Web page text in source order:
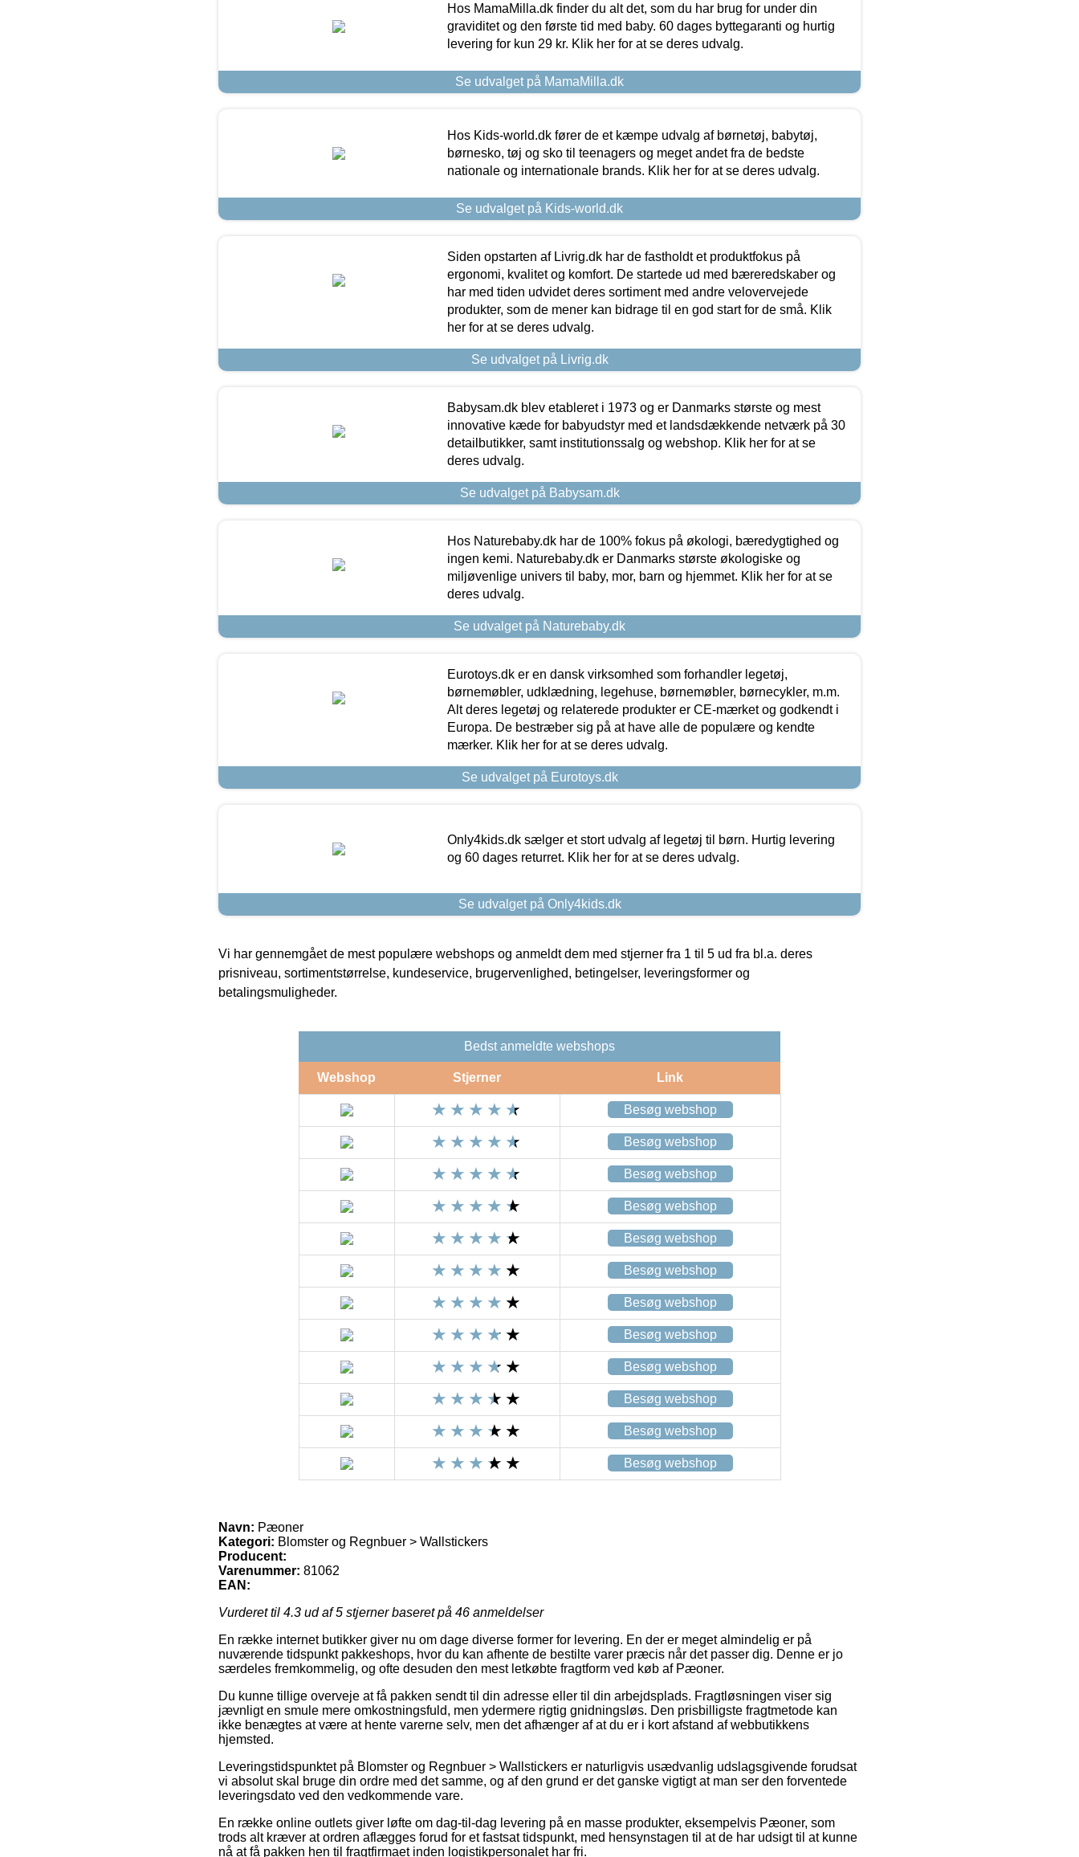
Hos MamaMilla.dk finder du alt det, som du har brug for under din
graviditet og den første tid med baby. 60 dages byttegaranti og hurtig
levering for kun 29 kr. Klik her for at se deres udvalg.
Se udvalget på MamaMilla.dk
Hos Kids-world.dk fører de et kæmpe udvalg af børnetøj, babytøj,
børnesko, tøj og sko til teenagers og meget andet fra de bedste
nationale og internationale brands. Klik her for at se deres udvalg.
Se udvalget på Kids-world.dk
Siden opstarten af Livrig.dk har de fastholdt et produktfokus på
ergonomi, kvalitet og komfort. De startede ud med bæreredskaber og
har med tiden udvidet deres sortiment med andre velovervejede
produkter, som de mener kan bidrage til en god start for de små. Klik
her for at se deres udvalg.
Se udvalget på Livrig.dk
Babysam.dk blev etableret i 1973 og er Danmarks største og mest
innovative kæde for babyudstyr med et landsdækkende netværk på 30
detailbutikker, samt institutionssalg og webshop. Klik her for at se
deres udvalg.
Se udvalget på Babysam.dk
Hos Naturebaby.dk har de 100% fokus på økologi, bæredygtighed og
ingen kemi. Naturebaby.dk er Danmarks største økologiske og
miljøvenlige univers til baby, mor, barn og hjemmet. Klik her for at se
deres udvalg.
Se udvalget på Naturebaby.dk
Eurotoys.dk er en dansk virksomhed som forhandler legetøj,
børnemøbler, udklædning, legehuse, børnemøbler, børnecykler, m.m.
Alt deres legetøj og relaterede produkter er CE-mærket og godkendt i
Europa. De bestræber sig på at have alle de populære og kendte
mærker. Klik her for at se deres udvalg.
Se udvalget på Eurotoys.dk
Only4kids.dk sælger et stort udvalg af legetøj til børn. Hurtig levering
og 60 dages returret. Klik her for at se deres udvalg.
Se udvalget på Only4kids.dk
Vi har gennemgået de mest populære webshops og anmeldt dem med stjerner fra 1 til 5 ud fra bl.a. deres
prisniveau, sortimentstørrelse, kundeservice, brugervenlighed, betingelser, leveringsformer og
betalingsmuligheder.
Bedst anmeldte webshops
Webshop Stjerner Link
Besøg webshop
Besøg webshop
Besøg webshop
Besøg webshop
Besøg webshop
Besøg webshop
Besøg webshop
Besøg webshop
Besøg webshop
Besøg webshop
Besøg webshop
Besøg webshop
Navn: Pæoner
Kategori: Blomster og Regnbuer > Wallstickers
Producent:
Varenummer: 81062
EAN:
Vurderet til 4.3 ud af 5 stjerner baseret på 46 anmeldelser
En række internet butikker giver nu om dage diverse former for levering. En der er meget almindelig er på
nuværende tidspunkt pakkeshops, hvor du kan afhente de bestilte varer præcis når det passer dig. Denne er jo
særdeles fremkommelig, og ofte desuden den mest letkøbte fragtform ved køb af Pæoner.
Du kunne tillige overveje at få pakken sendt til din adresse eller til din arbejdsplads. Fragtløsningen viser sig
jævnligt en smule mere omkostningsfuld, men ydermere rigtig gnidningsløs. Den prisbilligste fragtmetode kan
ikke benægtes at være at hente varerne selv, men det afhænger af at du er i kort afstand af webbutikkens
hjemsted.
Leveringstidspunktet på Blomster og Regnbuer > Wallstickers er naturligvis usædvanlig udslagsgivende forudsat
vi absolut skal bruge din ordre med det samme, og af den grund er det ganske vigtigt at man ser den forventede
leveringsdato ved den vedkommende vare.
En række online outlets giver løfte om dag-til-dag levering på en masse produkter, eksempelvis Pæoner, som
trods alt kræver at ordren aflægges forud for et fastsat tidspunkt, med hensynstagen til at de har udsigt til at kunne
nå at få pakken hen til fragtfirmaet inden logistikpersonalet har fri.